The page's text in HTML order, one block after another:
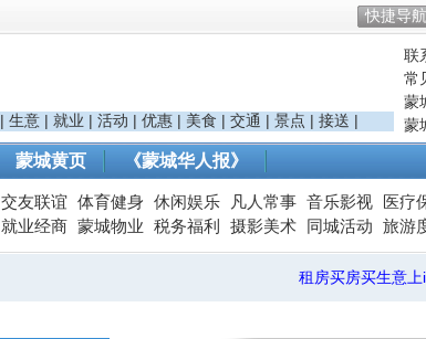
快捷导航
联
常
蒙
蒙
| 生意 | 就业 | 活动 | 优惠 | 美食 | 交通 | 景点 | 接送 |
蒙城黄页 《蒙城华人报》
交友联谊 体育健身 休闲娱乐 凡人常事 音乐影视
医疗
就业经商 蒙城物业 税务福利 摄影美术 同城活动 旅游
租房买房买生意上